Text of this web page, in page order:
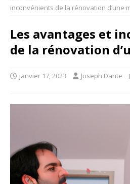
inconvénients de la rénovation d’une
Les avantages et
de la rénovation
janvier 17, 2023 Joseph Dante